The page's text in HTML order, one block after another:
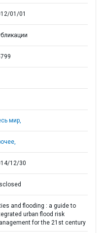
01/01
мир,
12/30
and flooding : a guide to
urban flood risk
for the 21st century